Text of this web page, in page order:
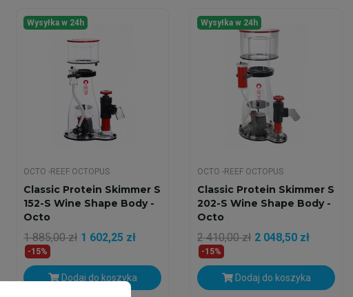
Wysyłka w 24h
OCTO -REEF OCTOPUS
Classic Protein Skimmer S
152-S Wine Shape Body -
Octo
1 885,00 zł 1 602,25 zł
-15%
Dodaj do koszyka
Wysyłka w 24h
OCTO -REEF OCTOPUS
Classic Protein Skimmer S
202-S Wine Shape Body -
Octo
2 410,00 zł 2 048,50 zł
-15%
Dodaj do koszyka